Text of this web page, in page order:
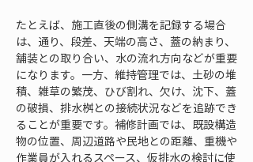
たとえば、施工直後の側溝を記録する場合
は、通り、段差、天端の高さ、蓋の納まり、
舗装との取り合い、水の流れ方向などが重要
になります。一方、維持管理では、土砂の堆
積、雑草の繁茂、ひび割れ、欠け、沈下、蓋
の破損、排水桝との接続状況などを追跡でき
ることが重要です。補修計画では、既設構造
物の位置、周辺道路や民地との距離、重機や
作業員が入れるスペース、仮排水の検討に使